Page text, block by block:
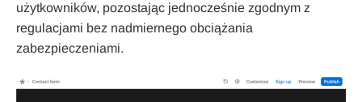
użytkowników, pozostając jednocześnie zgodnym z
regulacjami bez nadmiernego obciążania
zabezpieczeniami.